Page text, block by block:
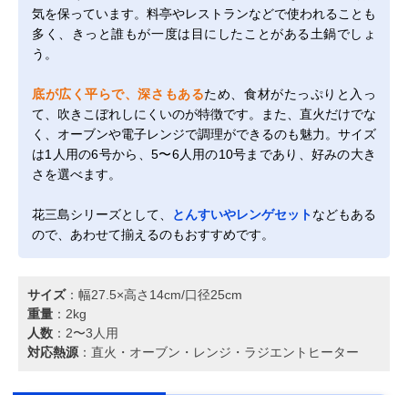
気を保っています。料亭やレストランなどで使われることも
多く、きっと誰もが一度は目にしたことがある土鍋でしょ
う。
底が広く平らで、深さもあるため、食材がたっぷりと入っ
て、吹きこぼれしにくいのが特徴です。また、直火だけでな
く、オーブンや電子レンジで調理ができるのも魅力。サイズ
は1人用の6号から、5〜6人用の10号まであり、好みの大き
さを選べます。
花三島シリーズとして、 とんすいやレンゲセットなどもある
ので、あわせて揃えるのもおすすめです。
サイズ：幅27.5×高さ14cm/口径25cm
重量 ：2kg
人数 ：2〜3人用
対応熱源 ：直火・オーブン・レンジ・ラジエントヒーター